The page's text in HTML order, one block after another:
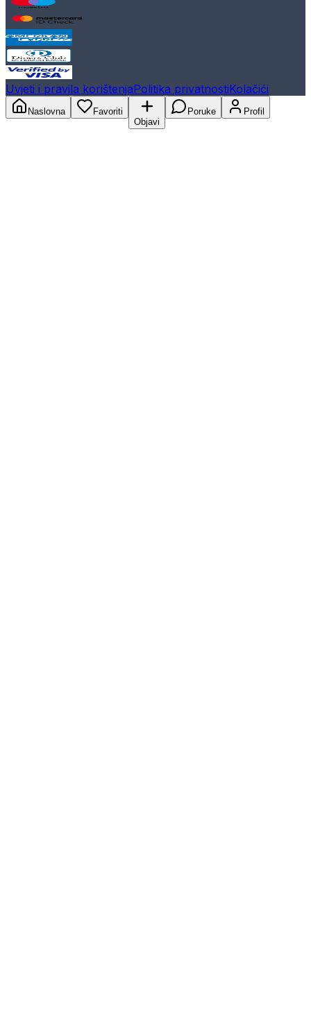
Uvjeti i pravila korištenjaPolitika privatnostiKolačići
Naslovna
Favoriti
Objavi
Poruke Profil